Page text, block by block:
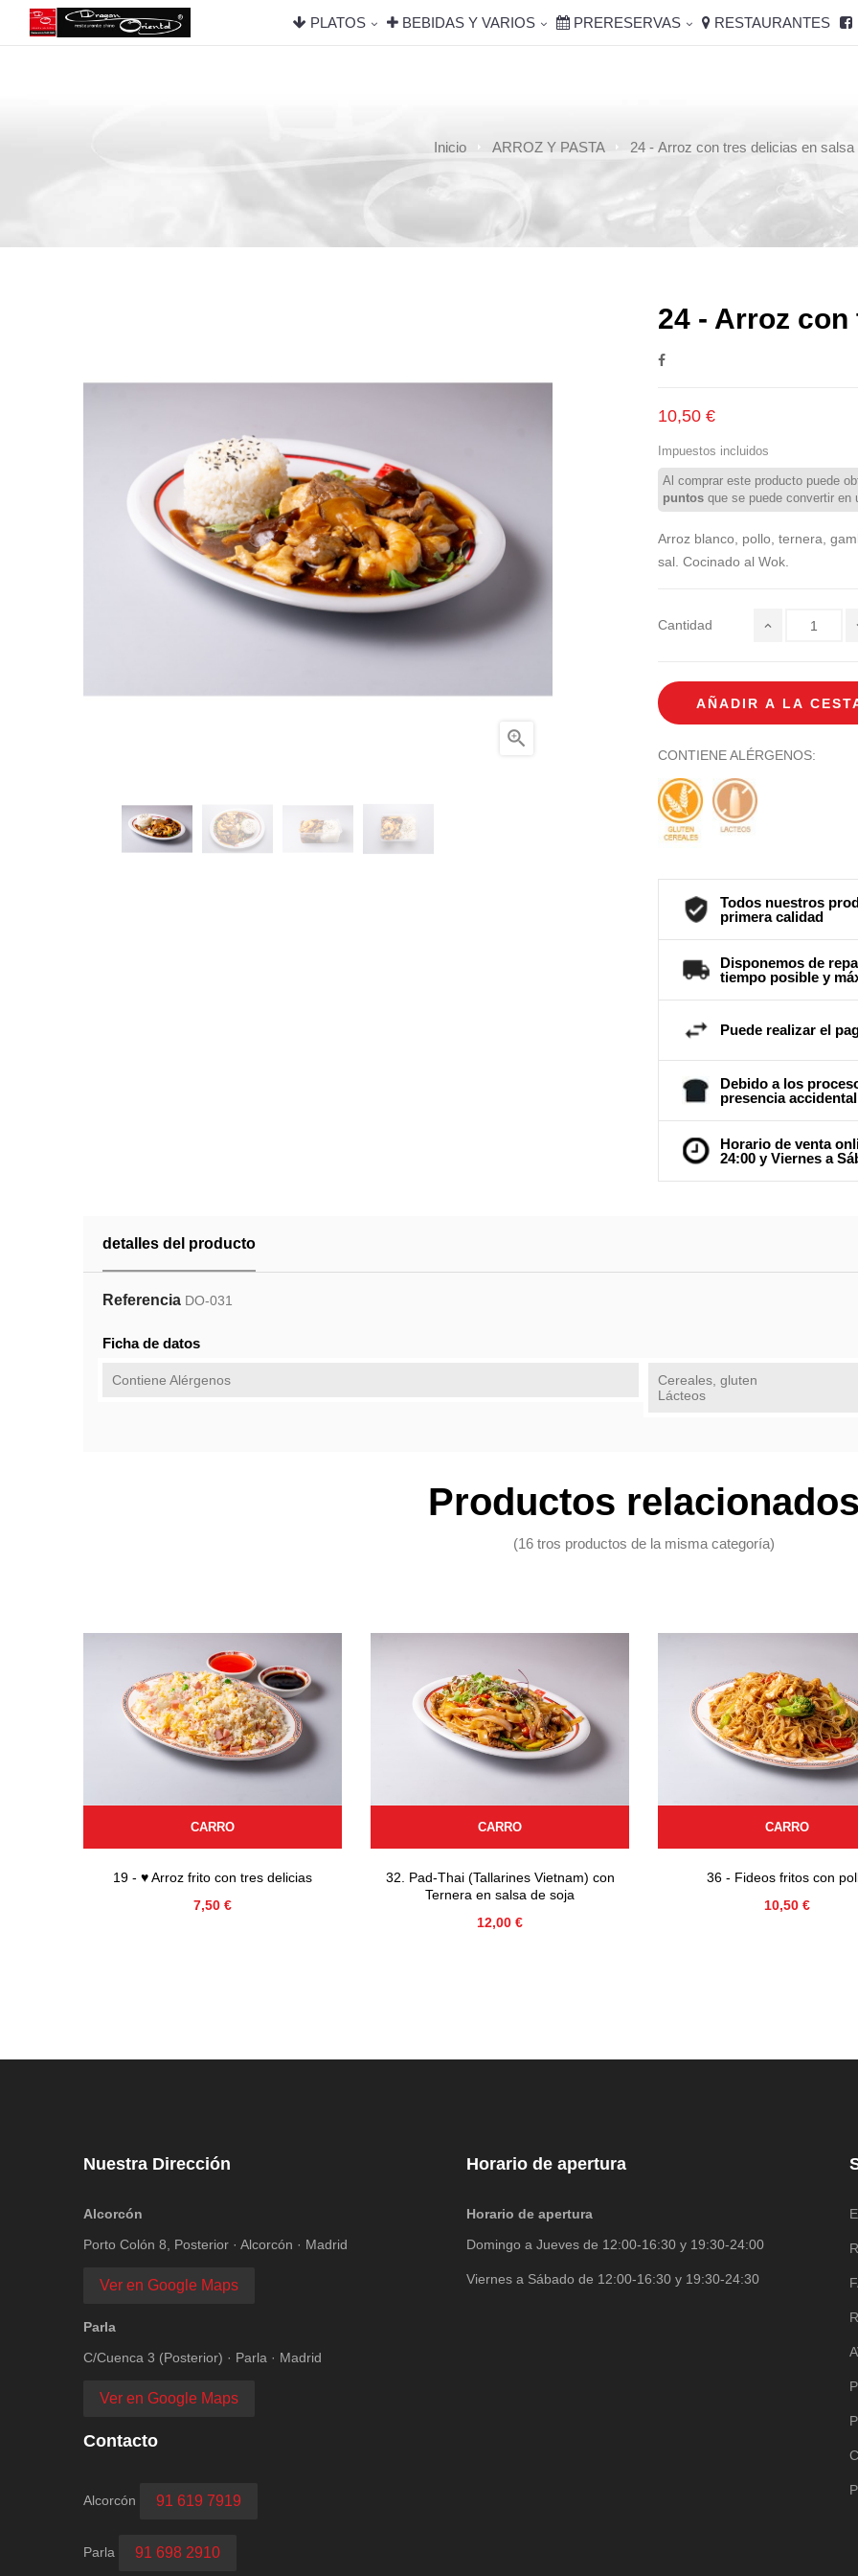
PLATOS BEBIDAS Y VARIOS PRERESERVAS RESTAURANTES
Inicio ARROZ Y PASTA 24 - Arroz con tres delicias en salsa

24 - Arroz
10,50 €
Impuestos incluidos
Al comprar este producto puede
puntos que se puede convertir
Arroz blanco, pollo, ternera,
sal. Cocinado al Wok.
Cantidad
AÑADIR A LA
CONTIENE ALÉRGENOS:
Todos nuestros
primera calidad
Disponemos de
tiempo posible y
Puede realizar el
Debido a los
presencia
Horario de venta
24:00 y Viernes a
detalles del producto
Referencia DO-031
Ficha de datos
Contiene Alérgenos
Cereales, gluten
Lácteos
Productos
(16 tros productos de la misma categoría)
CARRO
19 - ♥ Arroz frito con tres delicias
Precio
7,50 €
CARRO
32. Pad-Thai (Tallarines Vietnam) con
Ternera en salsa de soja
Precio
12,00 €
CARRO
36 - Fideos fritos con
Precio
10,50 €
Nuestra Dirección
Alcorcón
Porto Colón 8, Posterior · Alcorcón · Madrid
Ver en Google Maps
Parla
C/Cuenca 3 (Posterior) · Parla · Madrid
Ver en Google Maps
Contacto
Alcorcón 91 619 7919
Parla 91 698 2910
Horario de apertura
Horario de apertura
Domingo a Jueves de 12:00-16:30 y 19:30-24:00
Viernes a Sábado de 12:00-16:30 y 19:30-24:30